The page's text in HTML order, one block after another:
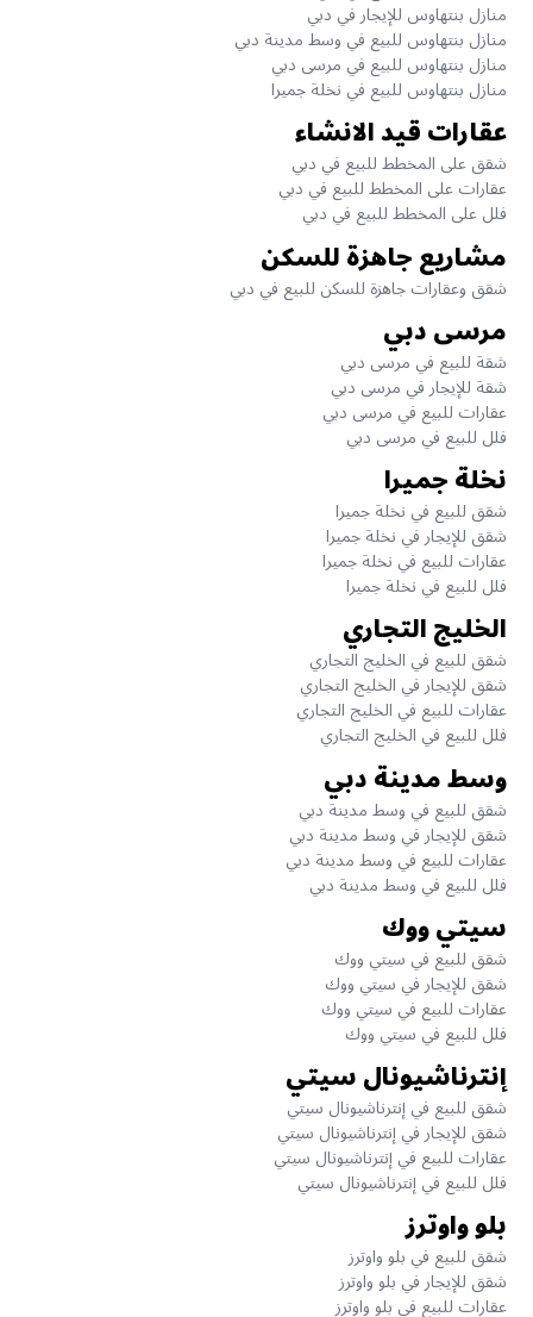
منازل بنتهاوس للإيجار في دبي
منازل بنتهاوس للبيع في وسط مدينة دبي
منازل بنتهاوس للبيع في مرسى دبي
منازل بنتهاوس للبيع في نخلة جميرا
عقارات قيد الانشاء
شقق على المخطط للبيع في دبي
عقارات على المخطط للبيع في دبي
فلل على المخطط للبيع في دبي
مشاريع جاهزة للسكن
شقق وعقارات جاهزة للسكن للبيع في دبي
مرسى دبي
شقة للبيع في مرسى دبي
شقة للإيجار في مرسى دبي
عقارات للبيع في مرسى دبي
فلل للبيع في مرسى دبي
نخلة جميرا
شقق للبيع في نخلة جميرا
شقق للإيجار في نخلة جميرا
عقارات للبيع في نخلة جميرا
فلل للبيع في نخلة جميرا
الخليج التجاري
شقق للبيع في الخليج التجاري
شقق للإيجار في الخليج التجاري
عقارات للبيع في الخليج التجاري
فلل للبيع في الخليج التجاري
وسط مدينة دبي
شقق للبيع في وسط مدينة دبي
شقق للإيجار في وسط مدينة دبي
عقارات للبيع في وسط مدينة دبي
فلل للبيع في وسط مدينة دبي
سيتي ووك
شقق للبيع في سيتي ووك
شقق للإيجار في سيتي ووك
عقارات للبيع في سيتي ووك
فلل للبيع في سيتي ووك
إنترناشيونال سيتي
شقق للبيع في إنترناشيونال سيتي
شقق للإيجار في إنترناشيونال سيتي
عقارات للبيع في إنترناشيونال سيتي
فلل للبيع في إنترناشيونال سيتي
بلو واوترز
شقق للبيع في بلو واوترز
شقق للإيجار في بلو واوترز
عقارات للبيع في بلو واوترز